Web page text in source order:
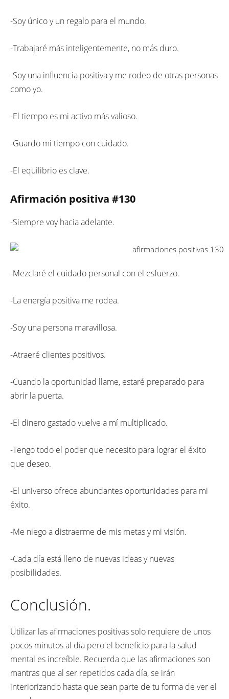
-Soy único y un regalo para el mundo.
-Trabajaré más inteligentemente, no más duro.
-Soy una influencia positiva y me rodeo de otras personas
como yo.
-El tiempo es mi activo más valioso.
-Guardo mi tiempo con cuidado.
-El equilibrio es clave.
Afirmación positiva #130
-Siempre voy hacia adelante.
-Mezclaré el cuidado personal con el esfuerzo.
-La energía positiva me rodea.
-Soy una persona maravillosa.
-Atraeré clientes positivos.
-Cuando la oportunidad llame, estaré preparado para
abrir la puerta.
-El dinero gastado vuelve a mí multiplicado.
-Tengo todo el poder que necesito para lograr el éxito
que deseo.
-El universo ofrece abundantes oportunidades para mi
éxito.
-Me niego a distraerme de mis metas y mi visión.
-Cada día está lleno de nuevas ideas y nuevas
posibilidades.
Conclusión.
Utilizar las afirmaciones positivas solo requiere de unos
pocos minutos al día pero el beneficio para la salud
mental es increíble. Recuerda que las afirmaciones son
mantras que al ser repetidos cada día, se irán
interiorizando hasta que sean parte de tu forma de ver el